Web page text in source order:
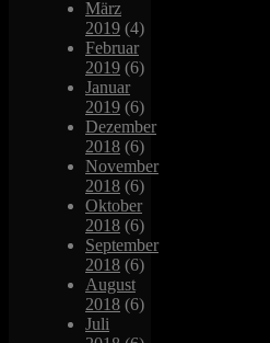
März
2019 (4)
Februar
2019 (6)
Januar
2019 (6)
Dezember
2018 (6)
November
2018 (6)
Oktober
2018 (6)
September
2018 (6)
August
2018 (6)
Juli